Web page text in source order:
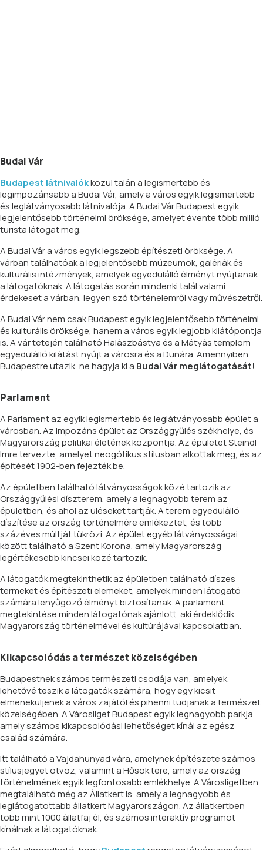
Budai Vár
Budapest látnivalókközül talán a legismertebb és
legimpozánsabb a Budai Vár, amely a város egyik legismertebb
és leglátványosabb látnivalója. A Budai Vár Budapest egyik
legjelentősebb történelmi öröksége, amelyet évente több millió
turista látogat meg.
A Budai Vár a város egyik legszebb építészeti öröksége. A
várban találhatóak a legjelentősebb múzeumok, galériák és
kulturális intézmények, amelyek egyedülálló élményt nyújtanak
a látogatóknak. A látogatás során mindenki talál valami
érdekeset a várban, legyen szó történelemről vagy művészetről.
A Budai Vár nem csak Budapest egyik legjelentősebb történelmi
és kulturális öröksége, hanem a város egyik legjobb kilátópontja
is. A vár tetején található Halászbástya és a Mátyás templom
egyedülálló kilátást nyújt a városra és a Dunára. Amennyiben
Budapestre utazik, ne hagyja ki a Budai Vár meglátogatását!
Parlament
A Parlament az egyik legismertebb és leglátványosabb épület a
városban. Az impozáns épület az Országgyűlés székhelye, és
Magyarország politikai életének központja. Az épületet Steindl
Imre tervezte, amelyet neogótikus stílusban alkottak meg, és az
építését 1902-ben fejezték be.
Az épületben található látványosságok közé tartozik az
Országgyűlési díszterem, amely a legnagyobb terem az
épületben, és ahol az üléseket tartják. A terem egyedülálló
díszítése az ország történelmére emlékeztet, és több
százéves múltját tükrözi. Az épület egyéb látványosságai
között található a Szent Korona, amely Magyarország
legértékesebb kincsei közé tartozik.
A látogatók megtekinthetik az épületben található díszes
termeket és építészeti elemeket, amelyek minden látogató
számára lenyűgöző élményt biztosítanak. A parlament
megtekintése minden látogatónak ajánlott, aki érdeklődik
Magyarország történelmével és kultúrájával kapcsolatban.
Kikapcsolódás a természet közelségében
Budapestnek számos természeti csodája van, amelyek
lehetővé teszik a látogatók számára, hogy egy kicsit
elmeneküljenek a város zajától és pihenni tudjanak a természet
közelségében. A Városliget Budapest egyik legnagyobb parkja,
amely számos kikapcsolódási lehetőséget kínál az egész
család számára.
Itt található a Vajdahunyad vára, amelynek építészete számos
stílusjegyet ötvöz, valamint a Hősök tere, amely az ország
történelmének egyik legfontosabb emlékhelye. A Városligetben
megtalálható még az Állatkert is, amely a legnagyobb és
leglátogatottabb állatkert Magyarországon. Az állatkertben
több mint 1000 állatfaj él, és számos interaktív programot
kínálnak a látogatóknak.